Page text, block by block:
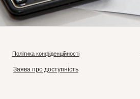
Політика конфіденційності
Заява про доступність